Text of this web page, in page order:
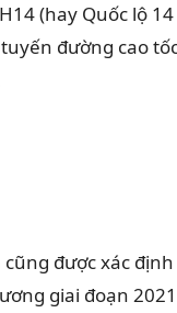
(hay Quốc lộ
đường cao
được xác định
giai đoạn